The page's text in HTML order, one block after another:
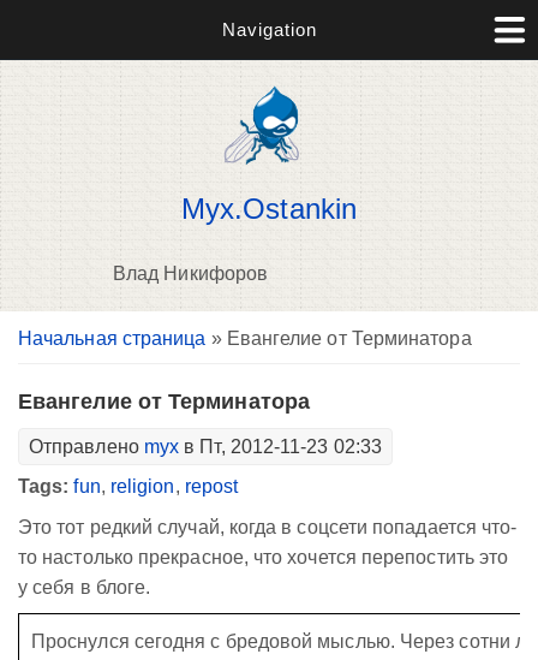
Navigation
Myx.Ostankin
Влад Никифоров
Вы здесь
Начальная страница » Евангелие от Терминатора
Евангелие от Терминатора
Отправлено myx в Пт, 2012-11-23 02:33
Tags:fun, religion, repost
Это тот редкий случай, когда в соцсети попадается что-
то настолько прекрасное, что хочется перепостить это
у себя в блоге.
Проснулся сегодня с бредовой мыслью. Через сотни